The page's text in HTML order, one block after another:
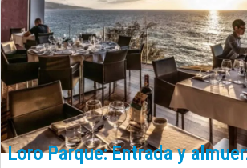
Loro Parque: Entrada y